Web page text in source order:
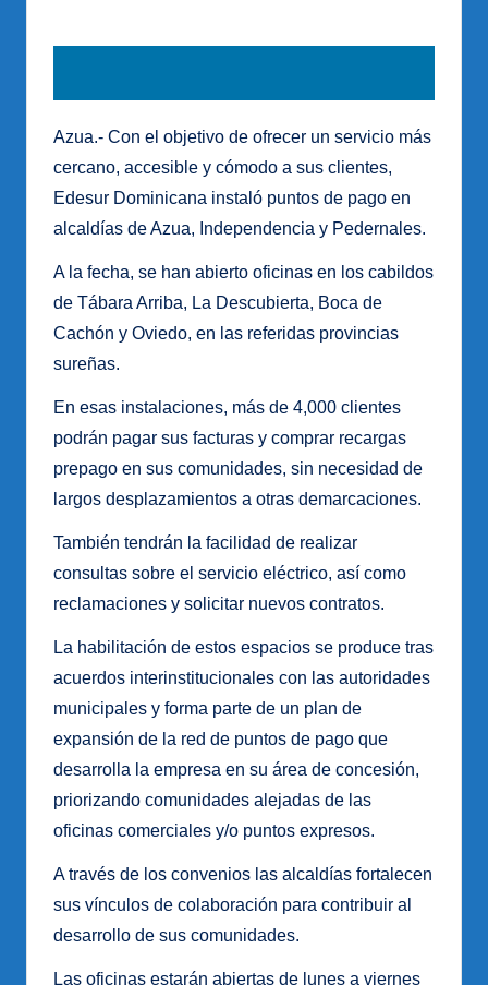
Azua.- Con el objetivo de ofrecer un servicio más
cercano, accesible y cómodo a sus clientes,
Edesur Dominicana instaló puntos de pago en
alcaldías de Azua, Independencia y Pedernales.
A la fecha, se han abierto oficinas en los cabildos
de Tábara Arriba, La Descubierta, Boca de
Cachón y Oviedo, en las referidas provincias
sureñas.
En esas instalaciones, más de 4,000 clientes
podrán pagar sus facturas y comprar recargas
prepago en sus comunidades, sin necesidad de
largos desplazamientos a otras demarcaciones.
También tendrán la facilidad de realizar
consultas sobre el servicio eléctrico, así como
reclamaciones y solicitar nuevos contratos.
La habilitación de estos espacios se produce tras
acuerdos interinstitucionales con las autoridades
municipales y forma parte de un plan de
expansión de la red de puntos de pago que
desarrolla la empresa en su área de concesión,
priorizando comunidades alejadas de las
oficinas comerciales y/o puntos expresos.
A través de los convenios las alcaldías fortalecen
sus vínculos de colaboración para contribuir al
desarrollo de sus comunidades.
Las oficinas estarán abiertas de lunes a viernes